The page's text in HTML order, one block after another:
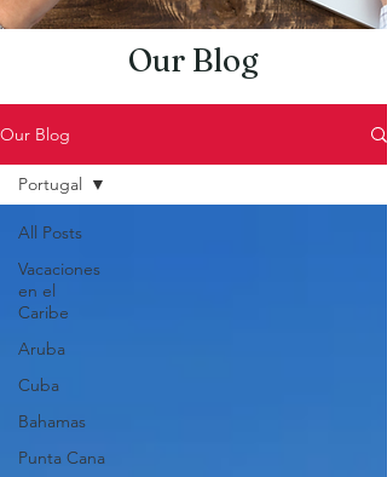
Our Blog
Our Blog
All Posts
Vacaciones
en el
Caribe
Aruba
Cuba
Bahamas
Punta Cana
Portugal